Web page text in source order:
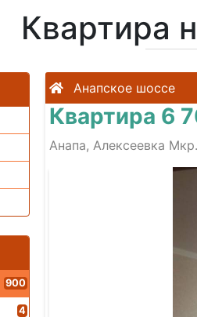
Квартира
900
4
Анапское шоссе
Квартира 6
Анапа, Алексеевка